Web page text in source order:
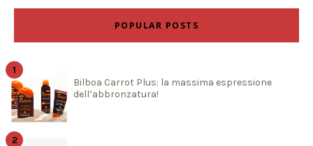
POPULAR POSTS
Bilboa Carrot Plus: la massima espressione
dell’abbronzatura!